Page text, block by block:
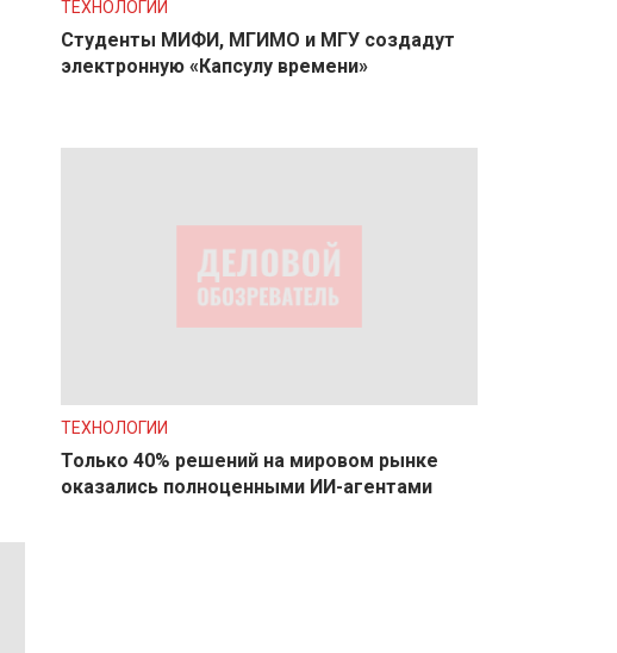
ТЕХНОЛОГИИ
Студенты МИФИ, МГИМО и МГУ создадут
электронную «Капсулу времени»
ТЕХНОЛОГИИ
Только 40% решений на мировом рынке
оказались полноценными ИИ-агентами